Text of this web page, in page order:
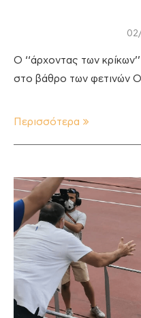
Ο ‘‘άρχοντας των
στο βάθρο των φετινών
Περισσότερα